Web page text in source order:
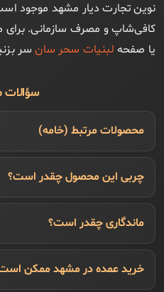
نوین تجارت دیار مشهد موجود
کافی‌شاپ و مصرف سازمانی. برای
یا صفحه لبنیات سحر سانسر
سؤالات
محصولات مرتبط (خامه)
چربی این محصول چقدر است؟
ماندگاری چقدر است؟
خرید عمده در مشهد ممکن